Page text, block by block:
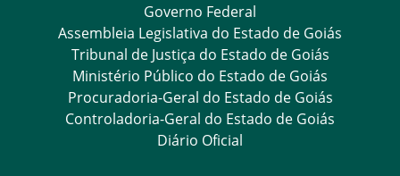
Governo Federal
Assembleia Legislativa do Estado de Goiás
Tribunal de Justiça do Estado de Goiás
Ministério Público do Estado de Goiás
Procuradoria-Geral do Estado de Goiás
Controladoria-Geral do Estado de Goiás
Diário Oficial